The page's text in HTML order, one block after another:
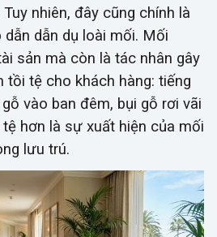
nhiên, đây cũng chính là
dẫn dẫn dụ loài mối. Mối
sản mà còn là tác nhân gây
tồi tệ cho khách hàng: tiếng
vào ban đêm, bụi gỗ rơi vãi
hơn là sự xuất hiện của mối
lưu trú.